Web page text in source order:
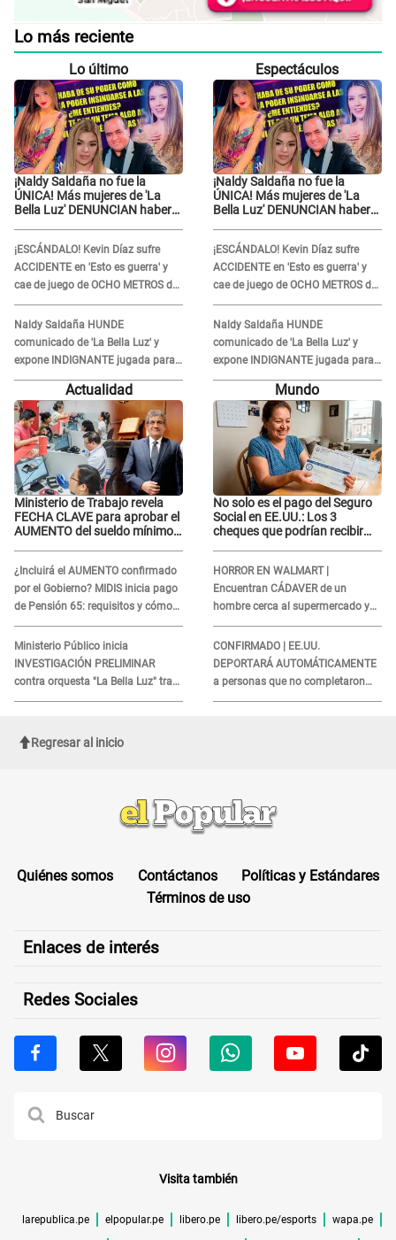
Lo más reciente
Lo último
¡Naldy Saldaña no fue la
ÚNICA! Más mujeres de 'La
Bella Luz' DENUNCIAN haber
director
¡ESCÁNDALO! Kevin Díaz sufre
ACCIDENTE en 'Esto es guerra' y
cae de juego de OCHO METROS de
altura: "La colchoneta se rompe..."
Naldy Saldaña HUNDE
comunicado de 'La Bella Luz' y
expone INDIGNANTE jugada para
DEFENDER a director: "Que he
tenido algo..."
Espectáculos
¡Naldy Saldaña no fue la
ÚNICA! Más mujeres de 'La
Bella Luz' DENUNCIAN haber
director
¡ESCÁNDALO! Kevin Díaz sufre
ACCIDENTE en 'Esto es guerra' y
cae de juego de OCHO METROS de
altura: "La colchoneta se rompe..."
Naldy Saldaña HUNDE
comunicado de 'La Bella Luz' y
expone INDIGNANTE jugada para
DEFENDER a director: "Que he
tenido algo..."
Actualidad
Ministerio de Trabajo revela
FECHA CLAVE para aprobar el
AUMENTO del sueldo mínimo:
¿Incluirá el AUMENTO confirmado
por el Gobierno? MIDIS inicia pago
de Pensión 65: requisitos y cómo
obtener el beneficio economico
Ministerio Público inicia
INVESTIGACIÓN PRELIMINAR
contra orquesta "La Bella Luz" tras
DENUNCIA de Naldy Saldaña
Mundo
No solo es el pago del Seguro
Social en EE.UU.: Los 3
cheques que podrían recibir
HORROR EN WALMART |
Encuentran CÁDAVER de un
hombre cerca al supermercado y
esto reveló la autopsia que le
realizaron
CONFIRMADO | EE.UU.
DEPORTARÁ AUTOMÁTICAMENTE
a personas que no completaron
este formulario clave
Regresar al inicio
Quiénes somos Contáctanos
Políticas y Estándares
Términos de uso
Enlaces de interés
Redes Sociales
Visita también
larepublica.pe elpopular.pe libero.pe libero.pe/esports wapa.pe